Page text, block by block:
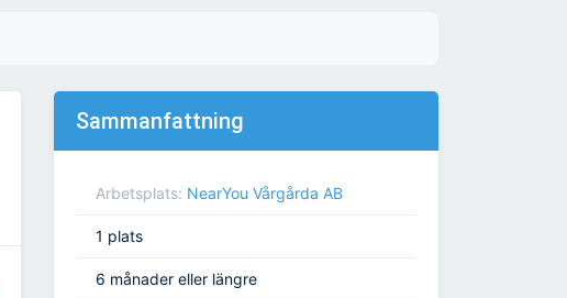
Sammanfattning
Arbetsplats: NearYou Vårgårda AB
1 plats
6 månader eller längre